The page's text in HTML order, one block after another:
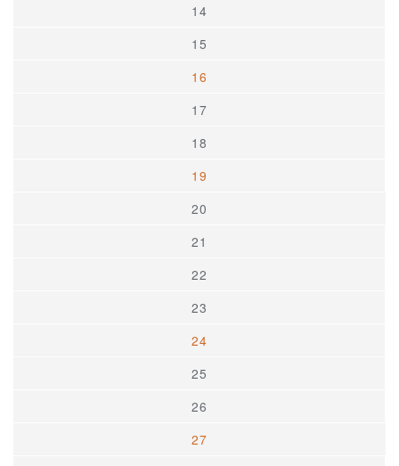
14
15
16
17
18
19
20
21
22
23
24
25
26
27